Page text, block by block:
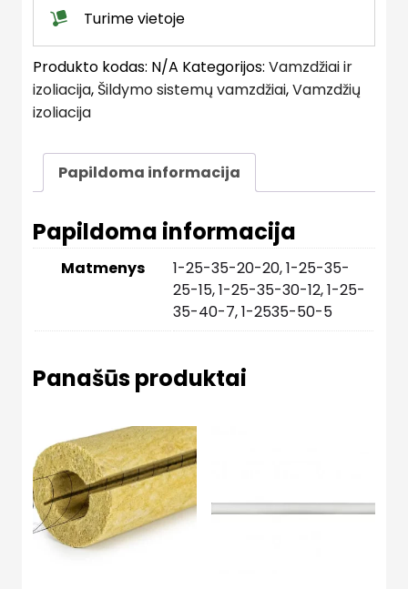
Turime vietoje
Produkto kodas: N/A Kategorijos: Vamzdžiai ir
izoliacija, Šildymo sistemų vamzdžiai,Vamzdžių
izoliacija
Papildoma informacija
Papildoma informacija
Matmenys
1-25-35-20-20, 1-25-35-
25-15, 1-25-35-30-12, 1-25-
35-40-7, 1-2535-50-5
Panašūs produktai